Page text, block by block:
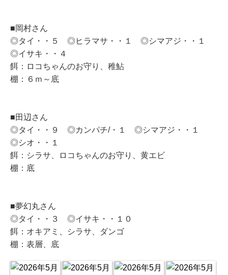
■岡村さん
◎タイ・・５ ◎ヒラマサ・・１ ◎シマアジ・・１
◎イサキ・・４
餌：ロコちゃんのお守り、稚鮎
棚：６ｍ～底
■田辺さん
◎タイ・・９ ◎カンパチ/・１ ◎シマアジ・・１
◎シオ・・１
餌：シラサ、ロコちゃんのお守り、黄エビ
棚：底
■夢幻丸さん
◎タイ・・３ ◎イサキ・・１０
餌：オキアミ、シラサ、ダンゴ
棚：表層、底